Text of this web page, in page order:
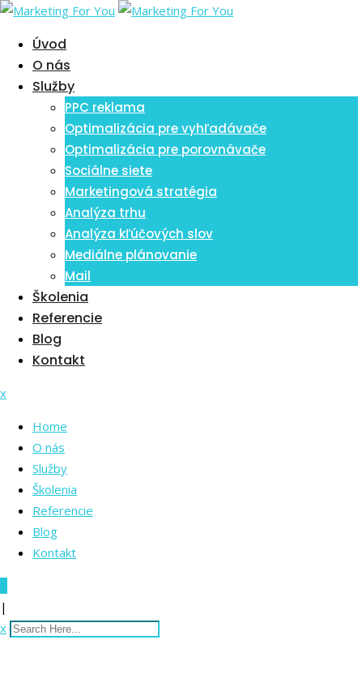
Skip
contentÚvod
O nás
Služby
PPC reklama
Optimalizácia pre vyhľadávače
Optimalizácia pre porovnávače
Sociálne siete
Marketingová stratégia
Analýza trhu
Analýza kľúčových slov
Mediálne plánovanie
Mail
Školenia
Referencie
Blog
Kontakt
x
Home
O nás
Služby
Školenia
Referencie
Blog
Kontakt
|
x